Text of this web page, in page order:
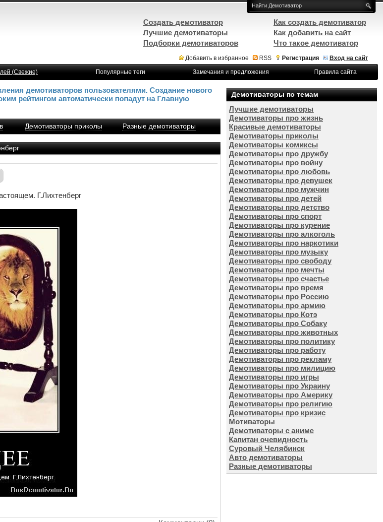
Добавить в избранное RSS Регистрация
Вход на сайт
(Свежие) Популярные теги Замечания и предложения Правила сайта
демотиваторов пользователями. Создание нового
рейтингом автоматически попадут на Главную
Демотиваторы приколы Разные демотиваторы
Г.Лихтенберг
Демотиваторы по темам
Лучшие демотиваторы
Демотиваторы про жизнь
Красивые демотиваторы
Демотиваторы приколы
Демотиваторы комиксы
Демотиваторы про дружбу
Демотиваторы про войну
Демотиваторы про любовь
Демотиваторы про девушек
Демотиваторы про мужчин
Демотиваторы про детей
Демотиваторы про детство
Демотиваторы про спорт
Демотиваторы про курение
Демотиваторы про алкоголь
Демотиваторы про наркотики
Демотиваторы про музыку
Демотиваторы про свободу
Демотиваторы про мечты
Демотиваторы про счастье
Демотиваторы про время
Демотиваторы про Россию
Демотиваторы про армию
Демотиваторы про Котэ
Демотиваторы про Собаку
Демотиваторы про животных
Демотиваторы про политику
Демотиваторы про работу
Демотиваторы про рекламу
Демотиваторы про милицию
Демотиваторы про игры
Демотиваторы про Украину
Демотиваторы про Америку
Демотиваторы про религию
Демотиваторы про кризис
Мотиваторы
Демотиваторы с аниме
Капитан очевидность
Суровый Челябинск
Авто демотиваторы
Разные демотиваторы
Создать демотиватор
Лучшие демотиваторы
Подборки демотиваторов
Как создать демотиватор
Как добавить на сайт
Что такое демотиватор